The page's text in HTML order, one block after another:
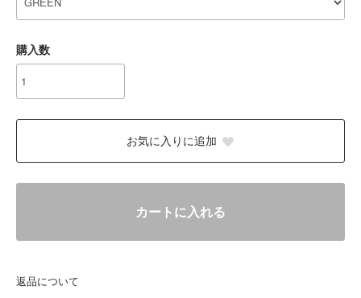
購入数
お気に入りに追加
カートに入れる
返品について